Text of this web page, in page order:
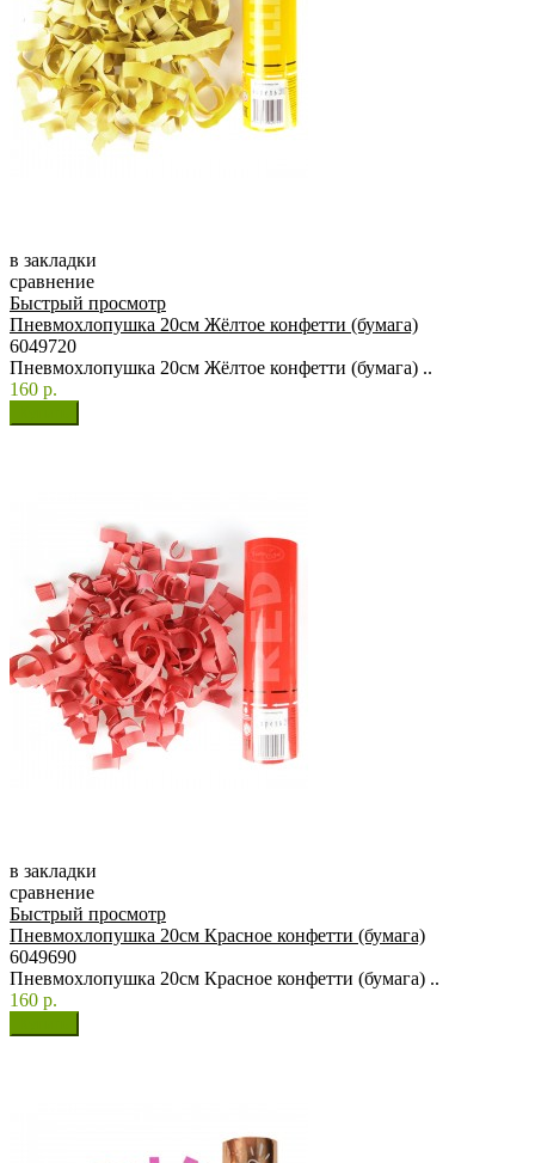
в закладки
сравнение
Быстрый просмотр
Пневмохлопушка 20см Жёлтое конфетти (бумага)
6049720
Пневмохлопушка 20см Жёлтое конфетти (бумага) ..
160 р.
в закладки
сравнение
Быстрый просмотр
Пневмохлопушка 20см Красное конфетти (бумага)
6049690
Пневмохлопушка 20см Красное конфетти (бумага) ..
160 р.